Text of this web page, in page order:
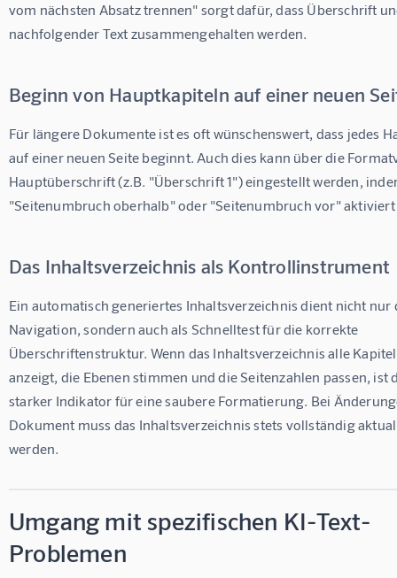
vom nächsten Absatz trennen" sorgt dafür, dass Überschrift
nachfolgender Text zusammengehalten werden.
Beginn von Hauptkapiteln auf einer neuen
Für längere Dokumente ist es oft wünschenswert, dass jedes
auf einer neuen Seite beginnt. Auch dies kann über die
Hauptüberschrift (z.B. "Überschrift 1") eingestellt werden,
"Seitenumbruch oberhalb" oder "Seitenumbruch vor"
Das Inhaltsverzeichnis als Kontrollinstrument
Ein automatisch generiertes Inhaltsverzeichnis dient nicht nur
Navigation, sondern auch als Schnelltest für die korrekte
Überschriftenstruktur. Wenn das Inhaltsverzeichnis alle
anzeigt, die Ebenen stimmen und die Seitenzahlen passen, ist
starker Indikator für eine saubere Formatierung. Bei
Dokument muss das Inhaltsverzeichnis stets vollständig
werden.
Umgang mit spezifischen KI-Text-
Problemen